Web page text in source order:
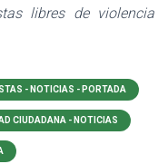
libres de violencia
- NOTICIAS - PORTADA
CIUDADANA - NOTICIAS